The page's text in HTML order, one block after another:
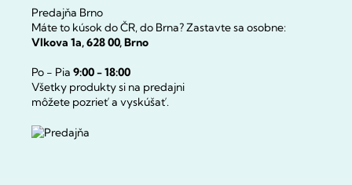
Predajňa Brno
Máte to kúsok do ČR, do Brna? Zastavte sa osobne:
Vlkova 1a, 628 00, Brno
Po - Pia 9:00 - 18:00
Všetky produkty si na predajni
môžete pozrieť a vyskúšať.